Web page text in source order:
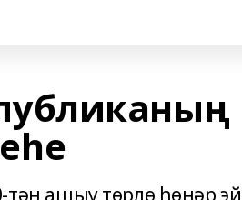
тән ашыу төрлө һөнәр